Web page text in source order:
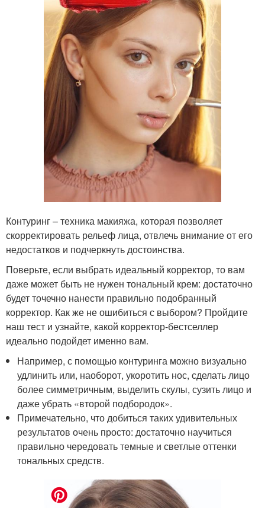
Контуринг – техника макияжа, которая позволяет
скорректировать рельеф лица, отвлечь внимание от его
недостатков и подчеркнуть достоинства.
Поверьте, если выбрать идеальный корректор, то вам
даже может быть не нужен тональный крем: достаточно
будет точечно нанести правильно подобранный
корректор. Как же не ошибиться с выбором? Пройдите
наш тест и узнайте, какой корректор-бестселлер
идеально подойдет именно вам.
Например, с помощью контуринга можно визуально
удлинить или, наоборот, укоротить нос, сделать лицо
более симметричным, выделить скулы, сузить лицо и
даже убрать «второй подбородок».
Примечательно, что добиться таких удивительных
результатов очень просто: достаточно научиться
правильно чередовать темные и светлые оттенки
тональных средств.